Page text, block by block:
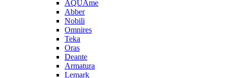
AQUAme
Abber
Nobili
Omnires
Teka
Oras
Deante
Armatura
Lemark